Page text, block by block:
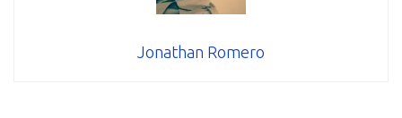
Jonathan Romero